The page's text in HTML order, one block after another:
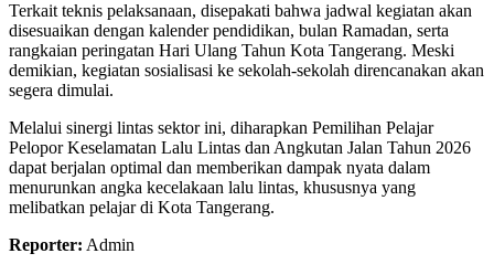
Terkait teknis pelaksanaan, disepakati bahwa jadwal kegiatan akan
disesuaikan dengan kalender pendidikan, bulan Ramadan, serta
rangkaian peringatan Hari Ulang Tahun Kota Tangerang. Meski
demikian, kegiatan sosialisasi ke sekolah-sekolah direncanakan akan
segera dimulai.
Melalui sinergi lintas sektor ini, diharapkan Pemilihan Pelajar
Pelopor Keselamatan Lalu Lintas dan Angkutan Jalan Tahun 2026
dapat berjalan optimal dan memberikan dampak nyata dalam
menurunkan angka kecelakaan lalu lintas, khususnya yang
melibatkan pelajar di Kota Tangerang.
Reporter: Admin